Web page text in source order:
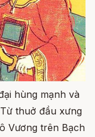
hùng mạnh và
thuở đầu xưng
Vương trên Bạch